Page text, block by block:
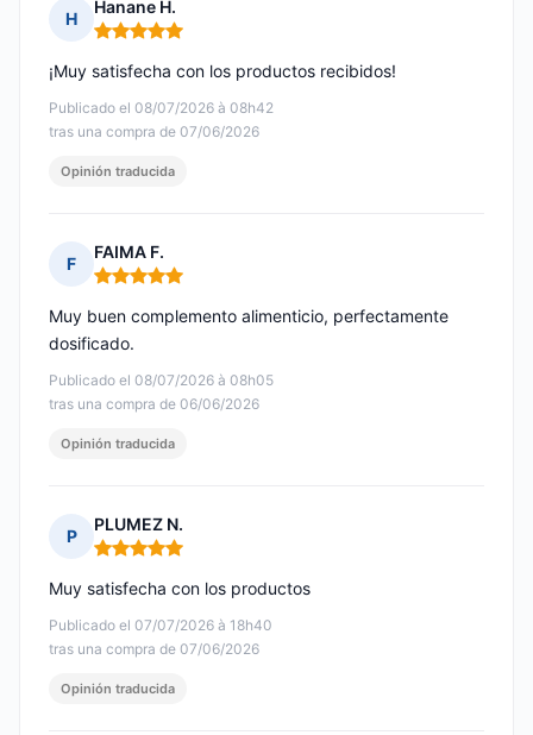
H
Hanane H.
Nota: 5 de 5
Publicado el 08/07/2026 à 08h42
tras una compra de 07/06/2026
¡Muy satisfecha con los productos recibidos!
Opinión traducida
F
FAIMA F.
Nota: 5 de 5
Publicado el 08/07/2026 à 08h05
tras una compra de 06/06/2026
Muy buen complemento alimenticio, perfectamente
dosificado.
Opinión traducida
P
PLUMEZ N.
Nota: 5 de 5
Publicado el 07/07/2026 à 18h40
tras una compra de 07/06/2026
Muy satisfecha con los productos
Opinión traducida